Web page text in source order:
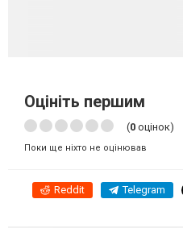
Оцініть першим
(0 оцінок)
Поки ще ніхто не оцінював
Reddit Telegram